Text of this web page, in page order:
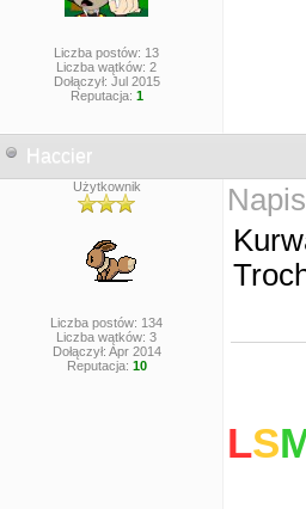
Liczba postów: 13
Liczba wątków: 2
Dołączył: Jul 2015
Reputacja: 1
Haccier
Użytkownik
Liczba postów: 134
Liczba wątków: 3
Dołączył: Apr 2014
Reputacja: 10
LS